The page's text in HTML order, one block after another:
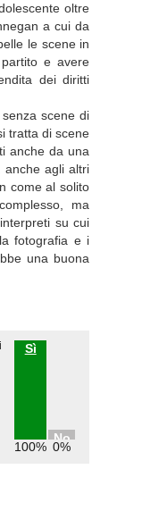
oltre
a cui da
le scene in
e avere
dei diritti
scene di
tratta di scene
anche da una
agli altri
come al solito
ma
su cui
fotografia e i
una buona
Sì
100%
No
0%